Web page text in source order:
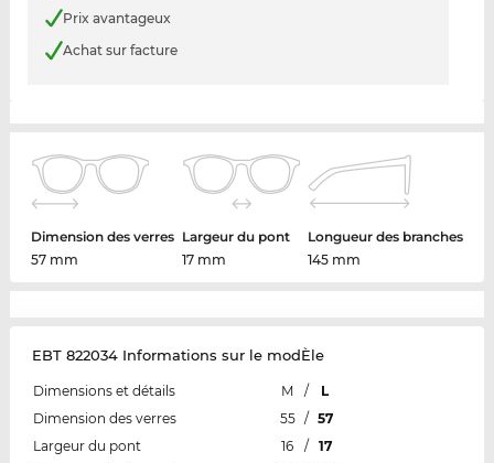
Prix avantageux
Achat sur facture
Dimension des verres
57 mm
Largeur du pont
17 mm
Longueur des branches
145 mm
EBT 822034 Informations sur le modÈle
Dimensions et détails M /
L
Dimension des verres
55 / 57
Largeur du pont
16 /
17